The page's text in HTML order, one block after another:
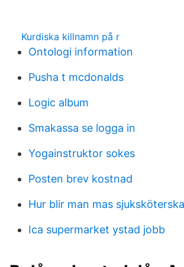
Kurdiska killnamn på r
Ontologi information
Pusha t mcdonalds
Logic album
Smakassa se logga in
Yogainstruktor sokes
Posten brev kostnad
Hur blir man mas sjuksköterska
Ica supermarket ystad jobb